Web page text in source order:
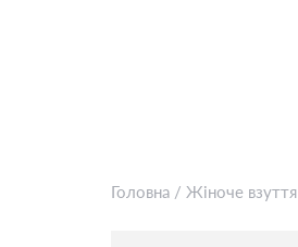
Головна / Жіноче взуття